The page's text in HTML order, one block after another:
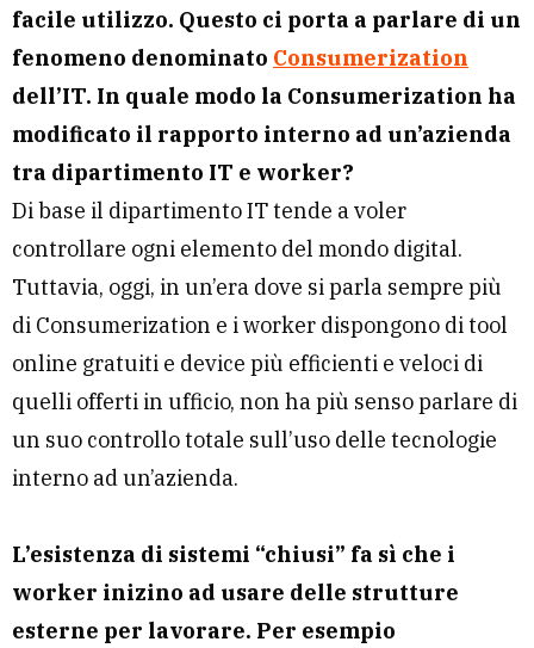
facile utilizzo. Questo ci porta a parlare di un
fenomeno denominato Consumerization
dell’IT. In quale modo la Consumerization ha
modificato il rapporto interno ad un’azienda
tra dipartimento IT e worker?
Di base il dipartimento IT tende a voler
controllare ogni elemento del mondo digital.
Tuttavia, oggi, in un’era dove si parla sempre più
di Consumerization e i worker dispongono di tool
online gratuiti e device più efficienti e veloci di
quelli offerti in ufficio, non ha più senso parlare di
un suo controllo totale sull’uso delle tecnologie
interno ad un’azienda.
L’esistenza di sistemi “chiusi” fa sì che i
worker inizino ad usare delle strutture
esterne per lavorare. Per esempio